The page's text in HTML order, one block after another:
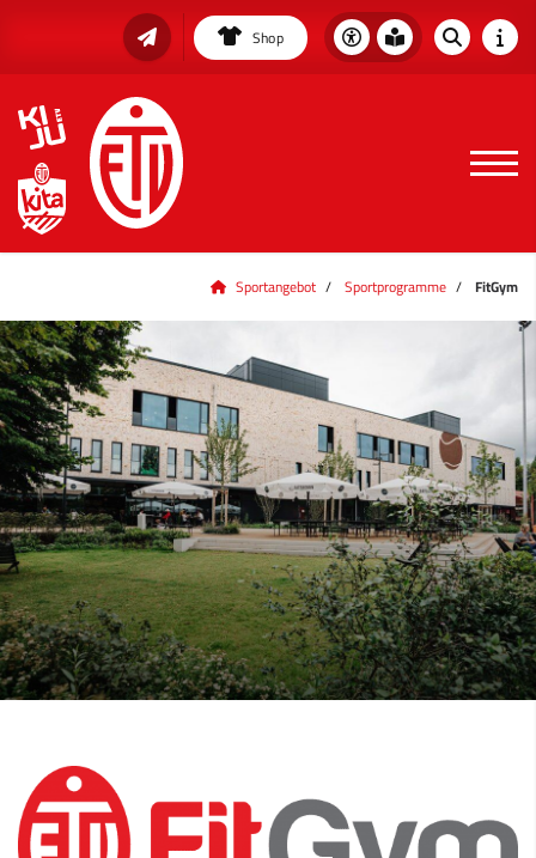
Shop
Sportangebot Sportprogramme FitGym